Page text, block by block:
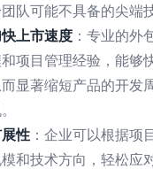
队可能不具备的尖端
上市速度 ：专业的外
项目管理经验，能够
显著缩短产品的开发
性 ：企业可以根据项
和技术方向，轻松应